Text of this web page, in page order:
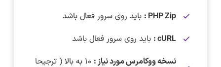
PHP Zip : باید روی سرور فعال باشد
cURL : باید روی سرور فعال باشد
نسخه ووکامرس مورد نیاز :
۱۰ به بالا ( ترجیحا